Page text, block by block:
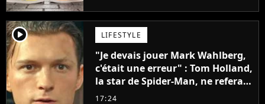
player2 LIFESTYLE
"Je devais jouer Mark Wahlberg,
c'était une erreur" : Tom Holland,
la star de Spider-Man, ne referait
pas ce blockbuster
17:24